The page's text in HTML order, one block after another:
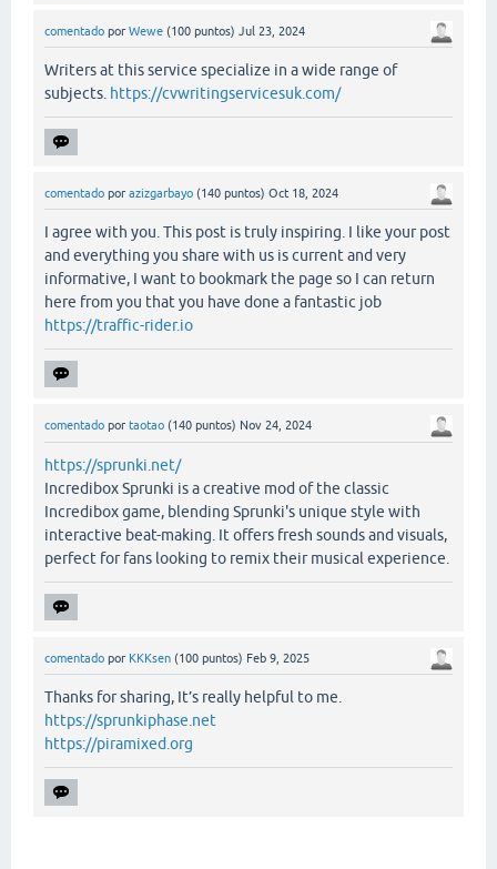
comentado por Wewe (100 puntos) Jul 23, 2024
Writers at this service specialize in a wide range of
subjects. https://cvwritingservicesuk.com/
comentado por azizgarbayo (140 puntos) Oct 18, 2024
I agree with you. This post is truly inspiring. I like your post
and everything you share with us is current and very
informative, I want to bookmark the page so I can return
here from you that you have done a fantastic job
https://traffic-rider.io
comentado por taotao (140 puntos) Nov 24, 2024
https://sprunki.net/
Incredibox Sprunki is a creative mod of the classic
Incredibox game, blending Sprunki's unique style with
interactive beat-making. It offers fresh sounds and visuals,
perfect for fans looking to remix their musical experience.
comentado por KKKsen (100 puntos) Feb 9, 2025
Thanks for sharing, It’s really helpful to me.
https://sprunkiphase.net
https://piramixed.org